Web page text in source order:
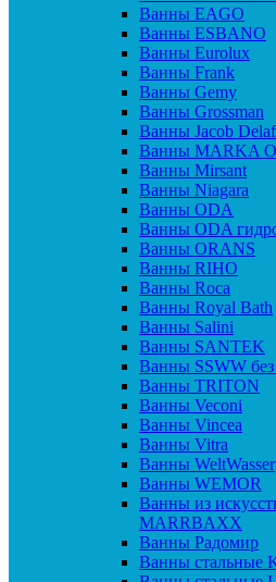
Ванны EAGO
Ванны ESBANO
Ванны Eurolux
Ванны Frank
Ванны Gemy
Ванны Grossman
Ванны Jacob
Ванны MARKA
Ванны Mirsant
Ванны Niagara
Ванны ODA
Ванны ODA
Ванны ORANS
Ванны RIHO
Ванны Roca
Ванны Royal Bath
Ванны Salini
Ванны SANTEK
Ванны SSWW без
Ванны TRITON
Ванны Veconi
Ванны Vincea
Ванны Vitra
Ванны WeltWasser
Ванны WEMOR
Ванны из
MARRBAXX
Ванны Радомир
Ванны стальные